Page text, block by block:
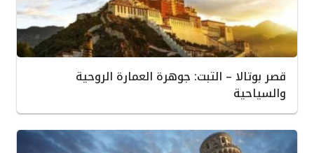
قصر بوتالا – التبت: جوهرة العمارة الروحية
والسياحية